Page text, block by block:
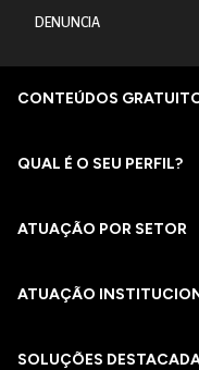
DENUNCIA
CONTEÚDOS
QUAL É O SEU PERFIL?
ATUAÇÃO POR SETOR
ATUAÇÃO
SOLUÇÕES